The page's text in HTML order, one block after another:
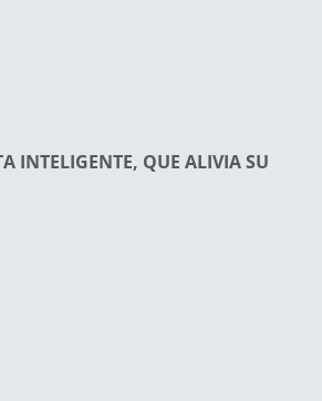
INTELIGENTE, QUE ALIVIA SU